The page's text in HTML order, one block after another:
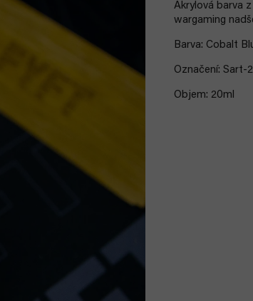
Akrylová barva
wargaming
Barva: Cobalt
Označení: Sart-
Objem: 20ml